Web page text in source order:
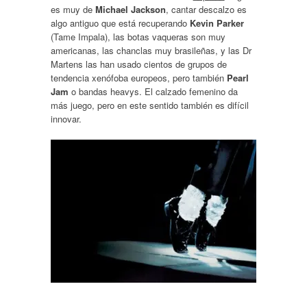
es muy deMichael Jackson, cantar descalzo es
algo antiguo que está recuperandoKevin Parker
(Tame Impala), las botas vaqueras son muy
americanas, las chanclas muy brasileñas, y las Dr
Martens las han usado cientos de grupos de
tendencia xenófoba europeos, pero también Pearl
Jam o bandas heavys. El calzado femenino da
más juego, pero en este sentido también es difícil
innovar.